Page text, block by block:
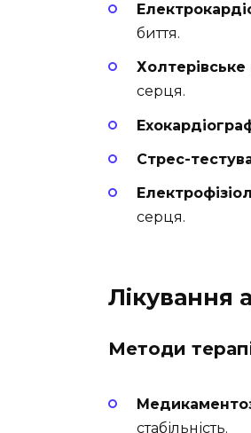
биття.
серця.
Стрес-
серця.
Лікування
Методи
стабільність.